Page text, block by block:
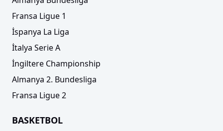
Fransa Ligue 1
İspanya La Liga
İtalya Serie A
İngiltere Championship
Almanya 2. Bundesliga
Fransa Ligue 2
BASKETBOL